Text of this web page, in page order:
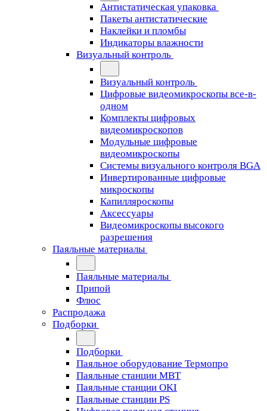
Антистатическая упаковка
Пакеты антистатические
Наклейки и пломбы
Индикаторы влажности
Визуальный контроль
Визуальный контроль
Цифровые видеомикроскопы все-в-
одном
Комплекты цифровых
видеомикроскопов
Модульные цифровые
видеомикроскопы
Cистемы визуального контроля BGA
Инвертированные цифровые
микроскопы
Капилляроскопы
Аксессуары
Видеомикроскопы высокого
разрешения
Паяльные материалы
Паяльные материалы
Припой
Флюс
Распродажа
Подборки
Подборки
Паяльное оборудование Термопро
Паяльные станции MBT
Паяльные станции OKI
Паяльные станции PS